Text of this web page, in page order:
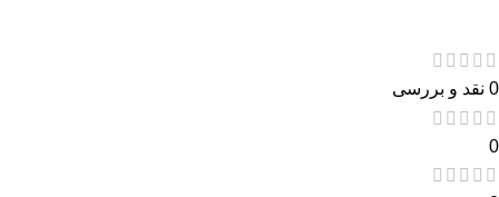
0 نقد و بررسی
0